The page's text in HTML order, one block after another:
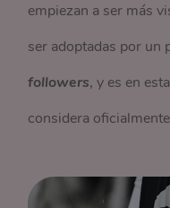
empiezan a ser más
ser adoptadas por un
followers, y es en
considera